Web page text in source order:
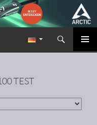
Portal
TEST